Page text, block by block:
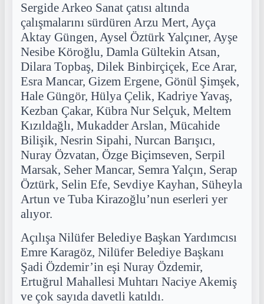
Sergide Arkeo Sanat çatısı altında
çalışmalarını sürdüren Arzu Mert, Ayça
Aktay Güngen, Aysel Öztürk Yalçıner, Ayşe
Nesibe Köroğlu, Damla Gültekin Atsan,
Dilara Topbaş, Dilek Binbirçiçek, Ece Arar,
Esra Mancar, Gizem Ergene, Gönül Şimşek,
Hale Güngör, Hülya Çelik, Kadriye Yavaş,
Kezban Çakar, Kübra Nur Selçuk, Meltem
Kızıldağlı, Mukadder Arslan, Mücahide
Bilişik, Nesrin Sipahi, Nurcan Barışıcı,
Nuray Özvatan, Özge Biçimseven, Serpil
Marsak, Seher Mancar, Semra Yalçın, Serap
Öztürk, Selin Efe, Sevdiye Kayhan, Süheyla
Artun ve Tuba Kirazoğlu’nun eserleri yer
alıyor.
Açılışa Nilüfer Belediye Başkan Yardımcısı
Emre Karagöz, Nilüfer Belediye Başkanı
Şadi Özdemir’in eşi Nuray Özdemir,
Ertuğrul Mahallesi Muhtarı Naciye Akemiş
ve çok sayıda davetli katıldı.